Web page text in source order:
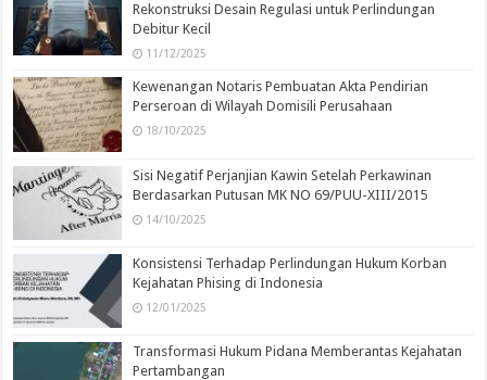
Rekonstruksi Desain Regulasi untuk Perlindungan
Debitur Kecil
11/12/2025
Kewenangan Notaris Pembuatan Akta Pendirian
Perseroan di Wilayah Domisili Perusahaan
18/10/2025
Sisi Negatif Perjanjian Kawin Setelah Perkawinan
Berdasarkan Putusan MK NO 69/PUU-XIII/2015
14/10/2025
Konsistensi Terhadap Perlindungan Hukum Korban
Kejahatan Phising di Indonesia
12/01/2025
Transformasi Hukum Pidana Memberantas Kejahatan
Pertambangan